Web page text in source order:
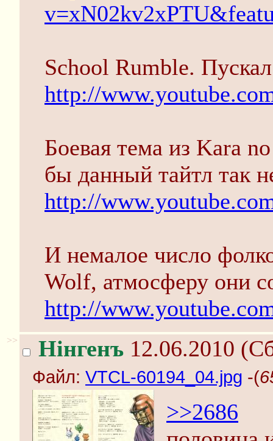
School Rumble.
http://
Боевая тема из Kara
бы данный тайтл так
http://
И немалое число
Wolf, атмосферу они
http://
>> Нінгенъ 12.06.2010
Файл: VTCL-60194_04.jpg -(
>>2686